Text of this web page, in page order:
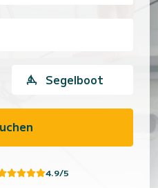
Segelboot
4.9/5